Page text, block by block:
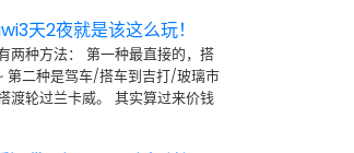
天2夜就是该这么玩！
两种方法： 第一种最直接的，搭
第二种是驾车/搭车到吉打/玻璃市
渡轮过兰卡威。 其实算过来价钱